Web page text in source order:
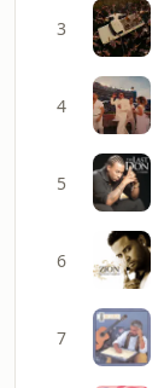
3
4
5
6
7